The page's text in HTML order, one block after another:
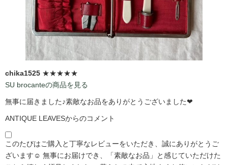
chika1525 ★★★★★
SU brocanteの商品を見る
無事に届きました♪素敵なお品をありがとうございました❤
ANTIQUE LEAVESからのコメント
このたびはご購入と丁寧なレビューをいただき、誠にありがとうご
ざいます☺️ 無事にお届けでき、「素敵なお品」と感じていただけた